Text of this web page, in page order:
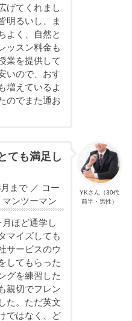
げてくれまし
明るいし、ま
よく、自然と
ッスン料金も
業を提供して
いので、おす
増えているよ
のでまた通お
YKさん（30代
前半・男性）
ても満足し
まで ／ コー
ンツーマン
ほど通学し
マイズしても
サービスのウ
してもらった
グを練習した
親切でフレン
た。ただ英文
ではなく、ど